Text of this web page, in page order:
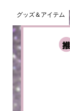
グッズ＆アイテム